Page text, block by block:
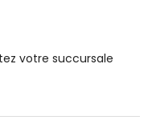
votre succursale